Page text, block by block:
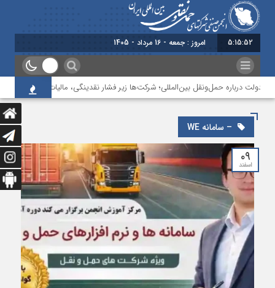
5:15:53 امروز : جمعه - 16 مرداد - 1405
دولت درباره حمل‌ونقل بین‌المللی؛ شرکت‌ها زیر فشار نقدینگی، مالیات و افت عملیات
– سامانه WE
۰۹
اسفند